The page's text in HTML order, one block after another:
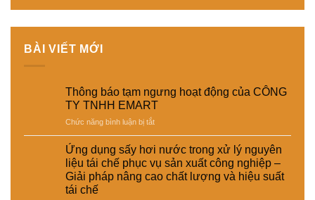
BÀI VIẾT MỚI
Thông báo tạm ngưng hoạt động của CÔNG
TY TNHH EMART
Chức năng bình luận bị tắtở
báo
ngưng
hoạt
Ứng dụng sấy hơi nước trong xử lý nguyên
liệu tái chế phục vụ sản xuất công nghiệp –
Giải pháp nâng cao chất lượng và hiệu suất
tái chế